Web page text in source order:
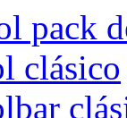
pack
clásico